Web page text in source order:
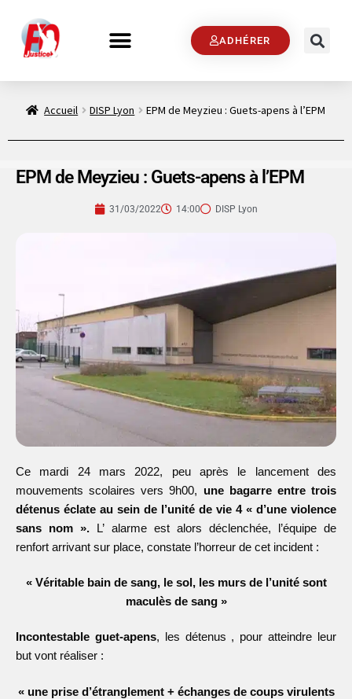
ADHÉRER
Accueil DISP Lyon EPM de Meyzieu : Guets-apens à l’EPM
EPM de Meyzieu : Guets-apens à l’EPM
31/03/2022 14:00 DISP Lyon
Ce mardi 24 mars 2022, peu après le lancement des
mouvements scolaires vers 9h00, une bagarre entre trois
détenus éclate au sein de l’unité de vie 4 « d’une violence
sans nom ». L’ alarme est alors déclenchée, l’équipe de
renfort arrivant sur place, constate l’horreur de cet incident :
« Véritable bain de sang, le sol, les murs de l’unité sont
maculès de sang »
Incontestable guet-apens, les détenus , pour atteindre leur
but vont réaliser :
« une prise d’étranglement + échanges de coups virulents